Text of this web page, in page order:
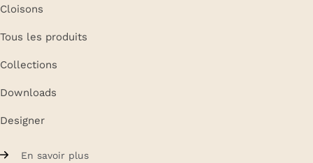
Cloisons
Tous les produits
Collections
Downloads
Designer
En savoir plus